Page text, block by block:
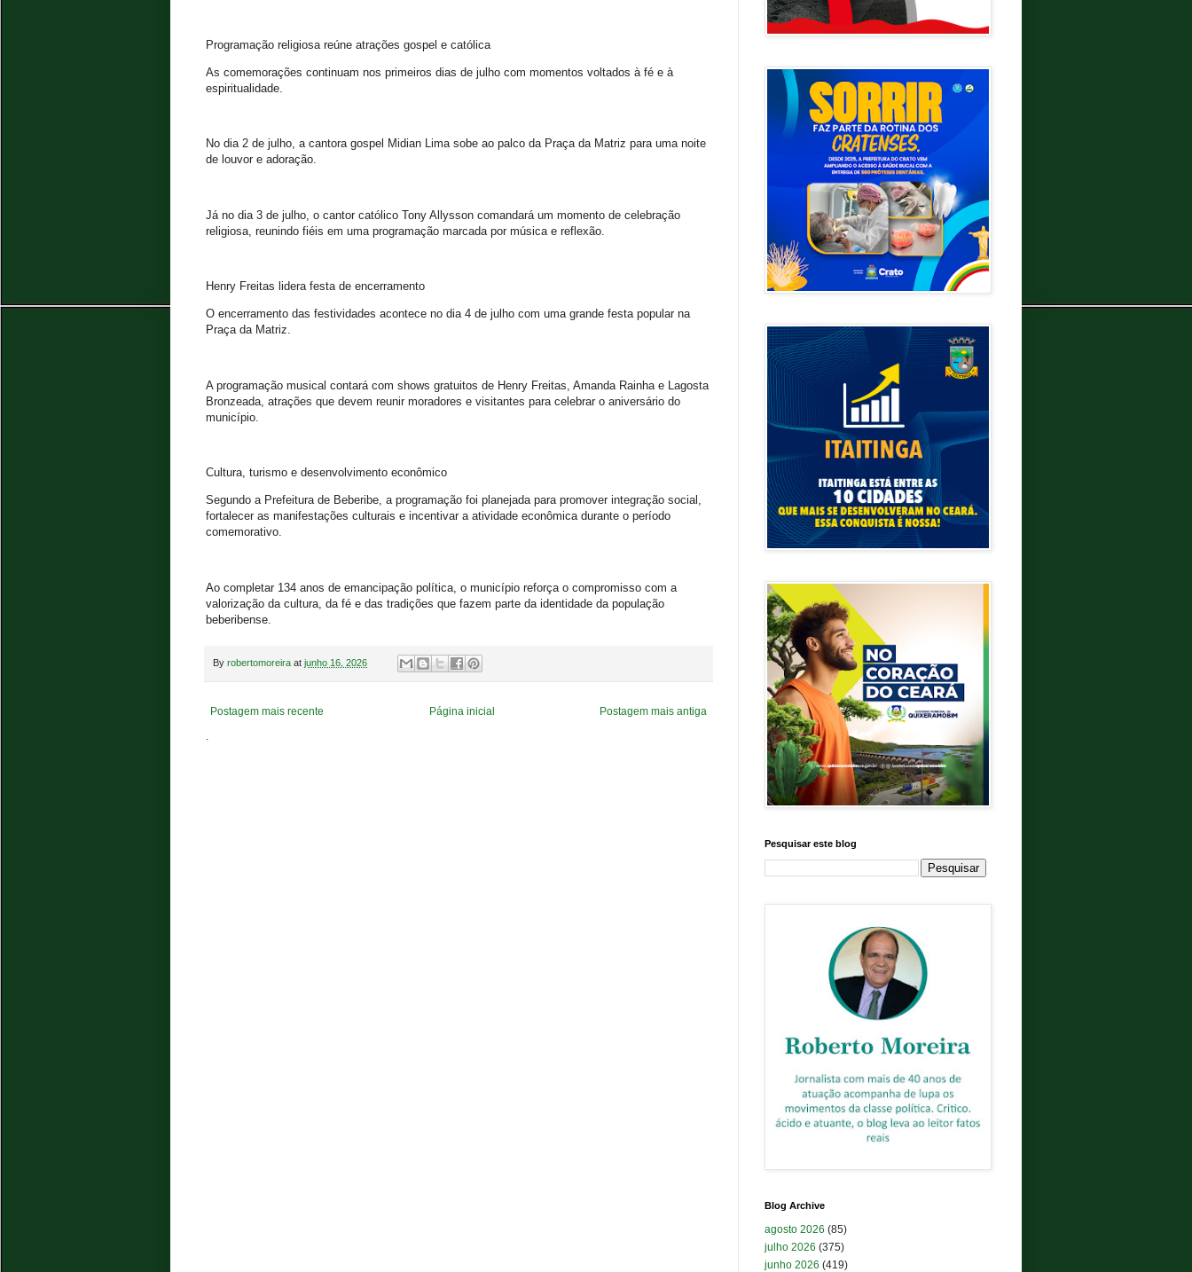
Programação religiosa reúne atrações gospel e católica
As comemorações continuam nos primeiros dias de julho com momentos voltados à fé e à
espiritualidade.
No dia 2 de julho, a cantora gospel Midian Lima sobe ao palco da Praça da Matriz para uma noite
de louvor e adoração.
Já no dia 3 de julho, o cantor católico Tony Allysson comandará um momento de celebração
religiosa, reunindo fiéis em uma programação marcada por música e reflexão.
Henry Freitas lidera festa de encerramento
O encerramento das festividades acontece no dia 4 de julho com uma grande festa popular na
Praça da Matriz.
A programação musical contará com shows gratuitos de Henry Freitas, Amanda Rainha e Lagosta
Bronzeada, atrações que devem reunir moradores e visitantes para celebrar o aniversário do
município.
Cultura, turismo e desenvolvimento econômico
Segundo a Prefeitura de Beberibe, a programação foi planejada para promover integração social,
fortalecer as manifestações culturais e incentivar a atividade econômica durante o período
comemorativo.
Ao completar 134 anos de emancipação política, o município reforça o compromisso com a
valorização da cultura, da fé e das tradições que fazem parte da identidade da população
beberibense.
By robertomoreira at junho 16, 2026
Postagem mais recente Postagem mais antiga
Página inicial
.
Pesquisar este blog
Blog Archive
agosto 2026 (85)
julho 2026 (375)
junho 2026 (419)